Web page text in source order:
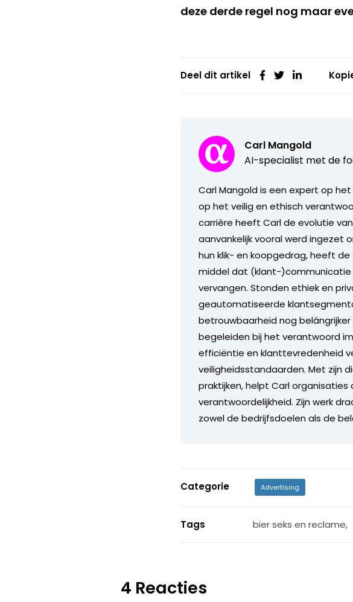
deze derde regel nog maar
Deel dit artikel
Carl Mangold
AI-specialist met de
Carl Mangold is een expert op
op het veilig en ethisch
carrière heeft Carl de evolutie
aanvankelijk vooral werd ingezet
hun klik- en koopgedrag, heeft
middel dat (klant-)communicatie
vervangen. Stonden ethiek en
geautomatiseerde
betrouwbaarheid nog
begeleiden bij het verantwoord
efficiëntie en klanttevredenheid
veiligheidsstandaarden. Met zijn
praktijken, helpt Carl
verantwoordelijkheid. Zijn werk
zowel de bedrijfsdoelen als de
Categorie Advertising
Tags bier seks en reclame,
4 Reacties